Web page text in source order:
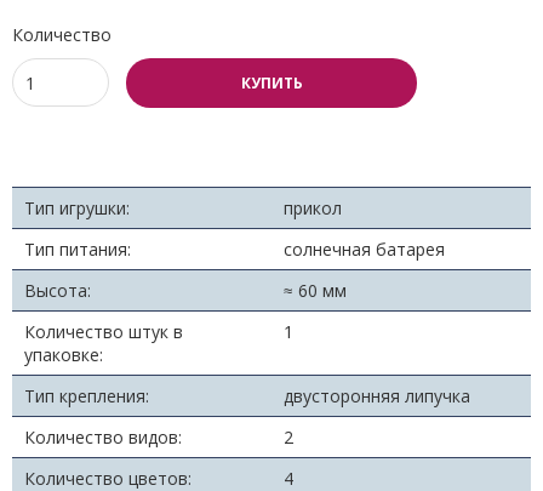
Количество
КУПИТЬ
Тип игрушки:
прикол
Тип питания:
солнечная батарея
Высота:
≈ 60 мм
Количество штук в
упаковке:
1
Тип крепления:
двусторонняя липучка
Количество видов:
2
Количество цветов:
4